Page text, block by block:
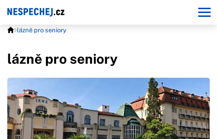
lázně pro seniory
lázně pro seniory